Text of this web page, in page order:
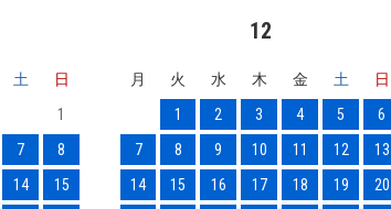
土
日
1
7
8
14 15
12
月 火 水 木 金 土
日
1
2 3 4 5
6
7
8 9 10 11 12
13
14
15 16 17 18 19 20